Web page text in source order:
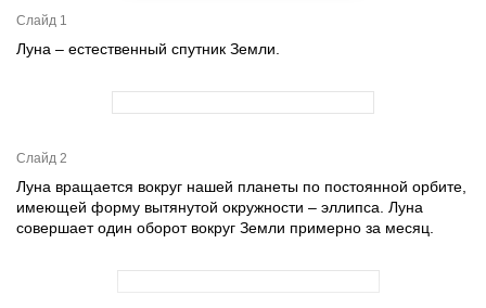
Слайд 1
Луна – естественный спутник Земли.
Слайд 2
Луна вращается вокруг нашей планеты по постоянной орбите,
имеющей форму вытянутой окружности – эллипса. Луна
совершает один оборот вокруг Земли примерно за месяц.